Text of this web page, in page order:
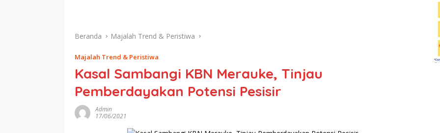
Beranda Majalah Trend & Peristiwa
Majalah Trend & Peristiwa
Kasal Sambangi KBN Merauke, Tinjau
Pemberdayakan Potensi Pesisir
Admin
17/06/2021